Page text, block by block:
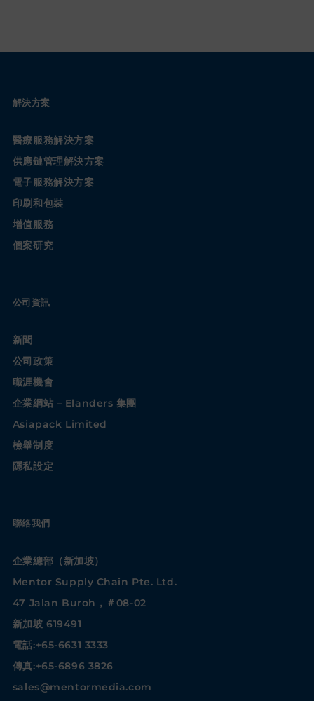
解決方案
醫療服務解決方案
供應鏈管理解決方案
電子服務解決方案
印刷和包裝
增值服務
個案研究
公司資訊
新聞
公司政策
職涯機會
企業網站 – Elanders 集團
Asiapack Limited
檢舉制度
隱私設定
聯絡我們
企業總部（新加坡）
Mentor Supply Chain Pte. Ltd.
47 Jalan Buroh，＃08-02
新加坡 619491
電話:+65-6631 3333
傳真:+65-6896 3826
sales@mentormedia.com